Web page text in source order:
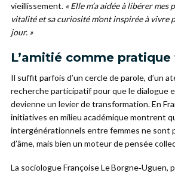
vieillissement. « Elle m’a aidée à libérer
vitalité et sa curiosité m’ont inspirée à vivre
jour. »
L’amitié comme
Il suffit parfois d’un cercle de parole, d’un
recherche participatif pour que le dialogue
devienne un levier de transformation. En
initiatives en milieu académique montrent
intergénérationnels entre femmes ne sont
d’âme, mais bien un moteur de pensée
La sociologue Françoise Le Borgne‑Uguen,